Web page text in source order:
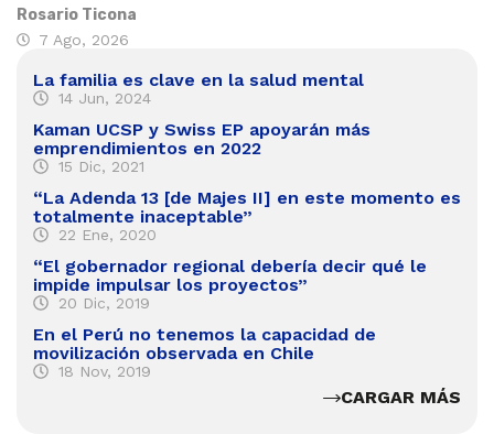
Rosario Ticona
7 Ago, 2026
La familia es clave en la salud mental
14 Jun, 2024
Kaman UCSP y Swiss EP apoyarán más
emprendimientos en 2022
15 Dic, 2021
“La Adenda 13 [de Majes II] en este momento es
totalmente inaceptable”
22 Ene, 2020
“El gobernador regional debería decir qué le
impide impulsar los proyectos”
20 Dic, 2019
En el Perú no tenemos la capacidad de
movilización observada en Chile
18 Nov, 2019
CARGAR MÁS